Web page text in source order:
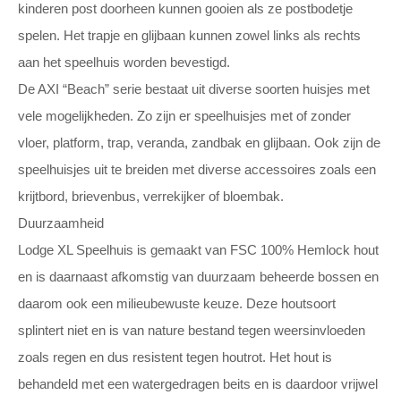
kinderen post doorheen kunnen gooien als ze postbodetje
spelen. Het trapje en glijbaan kunnen zowel links als rechts
aan het speelhuis worden bevestigd.
De AXI “Beach” serie bestaat uit diverse soorten huisjes met
vele mogelijkheden. Zo zijn er speelhuisjes met of zonder
vloer, platform, trap, veranda, zandbak en glijbaan. Ook zijn de
speelhuisjes uit te breiden met diverse accessoires zoals een
krijtbord, brievenbus, verrekijker of bloembak.
Duurzaamheid
Lodge XL Speelhuis is gemaakt van FSC 100% Hemlock hout
en is daarnaast afkomstig van duurzaam beheerde bossen en
daarom ook een milieubewuste keuze. Deze houtsoort
splintert niet en is van nature bestand tegen weersinvloeden
zoals regen en dus resistent tegen houtrot. Het hout is
behandeld met een watergedragen beits en is daardoor vrijwel